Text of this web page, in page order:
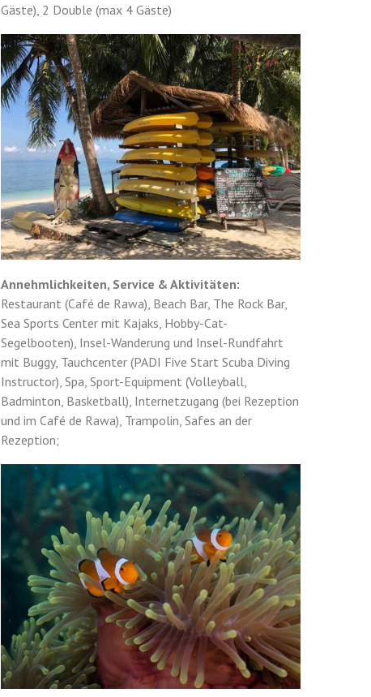
Gäste), 2 Double (max 4 Gäste)
Annehmlichkeiten, Service & Aktivitäten:
Restaurant (Café de Rawa), Beach Bar, The Rock Bar,
Sea Sports Center mit Kajaks, Hobby-Cat-
Segelbooten), Insel-Wanderung und Insel-Rundfahrt
mit Buggy, Tauchcenter (PADI Five Start Scuba Diving
Instructor), Spa, Sport-Equipment (Volleyball,
Badminton, Basketball), Internetzugang (bei Rezeption
und im Café de Rawa), Trampolin, Safes an der
Rezeption;